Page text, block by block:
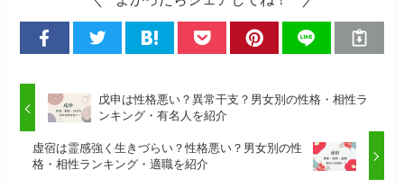
戊申は性格悪い？異常干支？男女別の性格・相性ラ
ンキング・有名人を紹介
虚宿は霊感強く生きづらい？性格悪い？男女別の性
格・相性ランキング・適職を紹介